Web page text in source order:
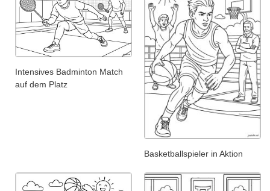
Intensives Badminton Match
auf dem Platz
Basketballspieler in Aktion